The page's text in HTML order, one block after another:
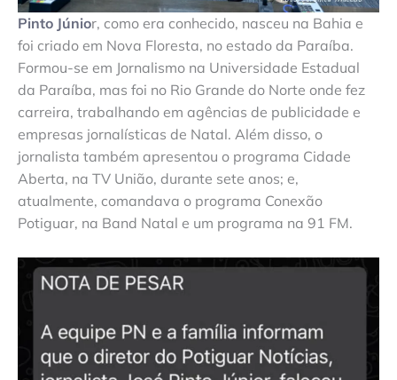
Pinto Júnior, como era conhecido, nasceu na Bahia e
foi criado em Nova Floresta, no estado da Paraíba.
Formou-se em Jornalismo na Universidade Estadual
da Paraíba, mas foi no Rio Grande do Norte onde fez
carreira, trabalhando em agências de publicidade e
empresas jornalísticas de Natal. Além disso, o
jornalista também apresentou o programa Cidade
Aberta, na TV União, durante sete anos; e,
atualmente, comandava o programa Conexão
Potiguar, na Band Natal e um programa na 91 FM.